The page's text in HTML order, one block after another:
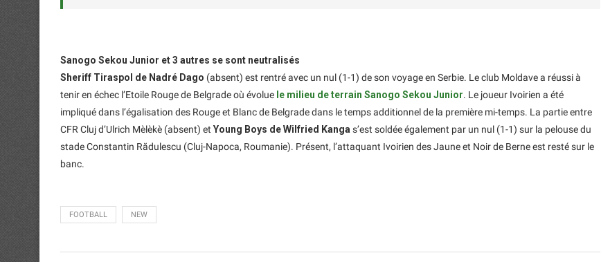
Sanogo Sekou Junior et 3 autres se sont neutralisés
Sheriff Tiraspol de Nadré Dago (absent) est rentré avec un nul (1-1) de son voyage en Serbie. Le club Moldave a réussi à
tenir en échec l’Etoile Rouge de Belgrade où évolue le milieu de terrain Sanogo Sekou Junior. Le joueur Ivoirien a été
impliqué dans l’égalisation des Rouge et Blanc de Belgrade dans le temps additionnel de la première mi-temps. La partie entre
CFR Cluj d’Ulrich Mèlèkè (absent) et Young Boys de Wilfried Kanga s’est soldée également par un nul (1-1) sur la pelouse du
stade Constantin Rădulescu (Cluj-Napoca, Roumanie). Présent, l’attaquant Ivoirien des Jaune et Noir de Berne est resté sur le
banc.
FOOTBALL NEW